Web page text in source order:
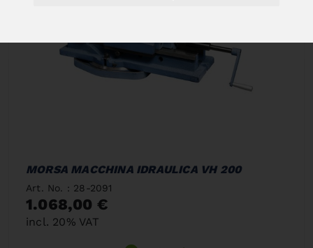
MORSA MACCHINA IDRAULICA VH 200
Art. No. : 28-2091
1.068,00 €
incl. 20% VAT